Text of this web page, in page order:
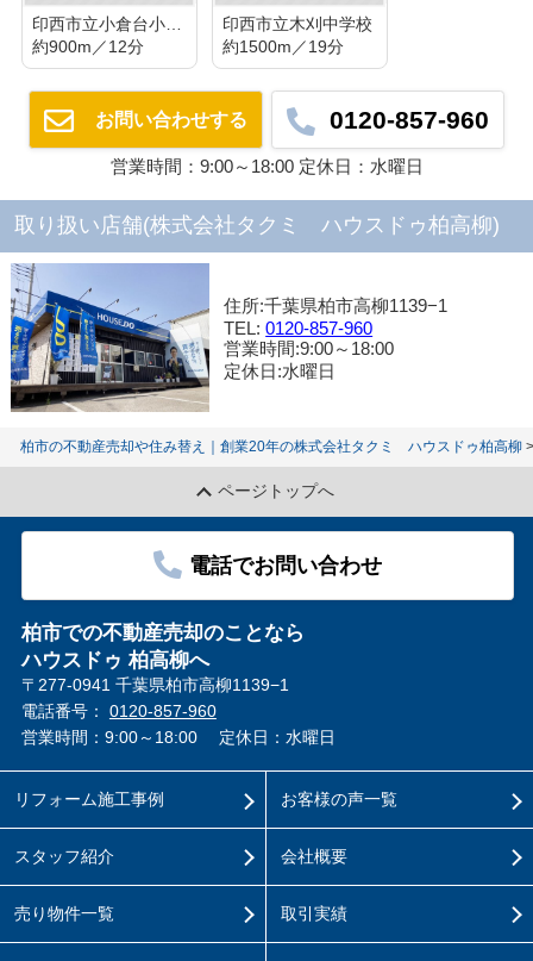
印西市立小倉台小学校
約900m／12分
印西市立木刈中学校
約1500m／19分
お問い合わせする 0120-857-960
営業時間：9:00～18:00 定休日：水曜日
取り扱い店舗(株式会社タクミ ハウスドゥ柏高柳)
住所:千葉県柏市高柳1139−1
TEL:0120-857-960
営業時間:9:00～18:00
定休日:水曜日
柏市の不動産売却や住み替え｜創業20年の株式会社タクミ ハウスドゥ柏高柳
ページトップへ
電話でお問い合わせ
柏市での不動産売却のことなら
ハウスドゥ 柏高柳へ
〒277-0941 千葉県柏市高柳1139−1
電話番号： 0120-857-960
営業時間：9:00～18:00
定休日：水曜日
リフォーム施工事例
スタッフ紹介
売り物件一覧
お客様の声一覧
会社概要
取引実績